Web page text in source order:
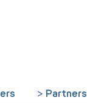
Partners